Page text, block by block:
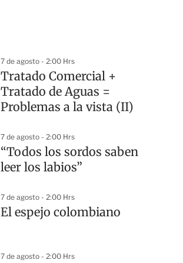
7 de agosto - 2:00 Hrs
Tratado Comercial +
Tratado de Aguas =
Problemas a la vista (II)
7 de agosto - 2:00 Hrs
“Todos los sordos saben
leer los labios”
7 de agosto - 2:00 Hrs
El espejo colombiano
7 de agosto - 2:00 Hrs